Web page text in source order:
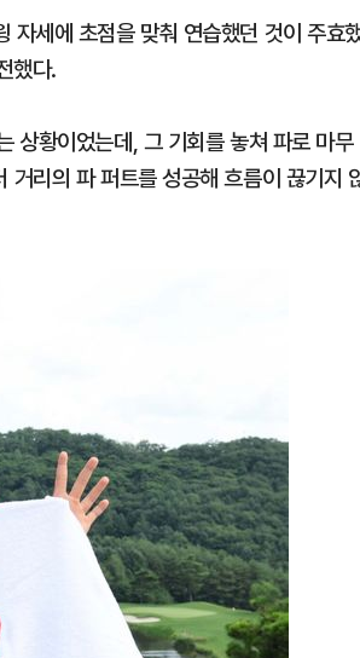
자세에 초점을 맞춰 연습했던 것이 주효
했다.
상황이었는데, 그 기회를 놓쳐 파로 마무
리의 파 퍼트를 성공해 흐름이 끊기지